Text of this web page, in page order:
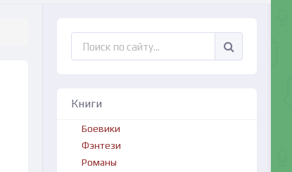
Книги
Боевики
Фэнтези
Романы